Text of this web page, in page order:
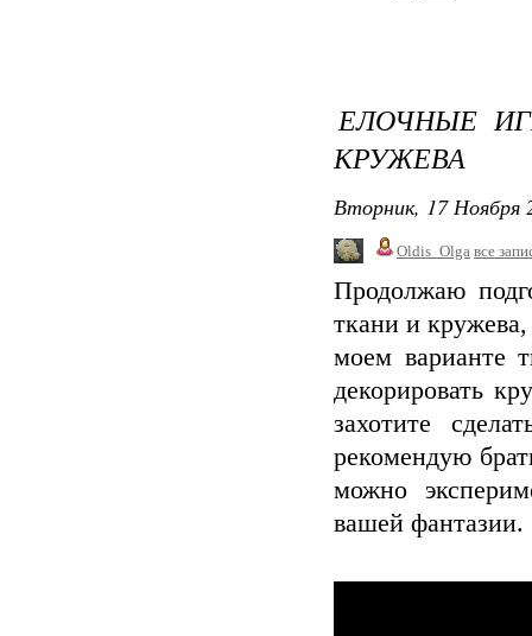
ЕЛОЧНЫЕ
КРУЖЕВА
Вторник, 17 Ноября
Oldis_Olga все
Продолжаю
ткани и
моем варианте
декорировать
захотите
рекомендую
можно
вашей фантазии.